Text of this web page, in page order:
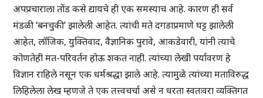
अपप्रचाराला तोंड कसे द्यायचे ही एक समस्याच आहे. कारण ही सर्व
मंडळी ‘बनचुकी’ झालेली आहेत. त्यांची मते दगडाप्रमाणे घट्ट झालेली
आहेत, लॉजिक, युक्तिवाद, वैज्ञानिक पुरावे, आकडेवारी, यांनी त्याचे
कोणतेही मत-परिवर्तन होऊ शकत नाही. त्यांच्या लेखी पर्यावरण हे
विज्ञान राहिले नसून एक धर्मश्रद्धा झाले आहे. त्यामुळे त्यांच्या मताविरुद्ध
लिहिलेला लेख म्हणजे ते एक तत्त्वचर्चा असे न धरता स्वतःवरा व्यक्तिगत